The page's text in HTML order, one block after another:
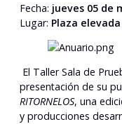
Fecha: jueves 05 de
Lugar: Plaza
El Taller Sala de
presentación de su
RITORNELOS, una
y producciones